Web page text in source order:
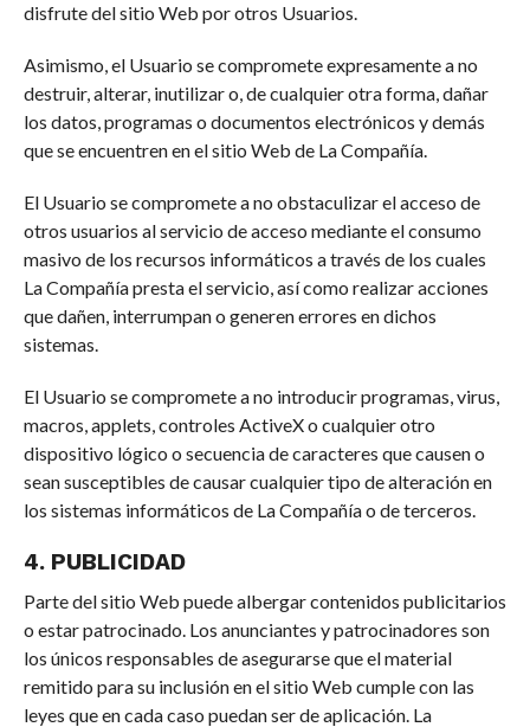
disfrute del sitio Web por otros Usuarios.
Asimismo, el Usuario se compromete expresamente a no
destruir, alterar, inutilizar o, de cualquier otra forma, dañar
los datos, programas o documentos electrónicos y demás
que se encuentren en el sitio Web de La Compañía.
El Usuario se compromete a no obstaculizar el acceso de
otros usuarios al servicio de acceso mediante el consumo
masivo de los recursos informáticos a través de los cuales
La Compañía presta el servicio, así como realizar acciones
que dañen, interrumpan o generen errores en dichos
sistemas.
El Usuario se compromete a no introducir programas, virus,
macros, applets, controles ActiveX o cualquier otro
dispositivo lógico o secuencia de caracteres que causen o
sean susceptibles de causar cualquier tipo de alteración en
los sistemas informáticos de La Compañía o de terceros.
4. PUBLICIDAD
Parte del sitio Web puede albergar contenidos publicitarios
o estar patrocinado. Los anunciantes y patrocinadores son
los únicos responsables de asegurarse que el material
remitido para su inclusión en el sitio Web cumple con las
leyes que en cada caso puedan ser de aplicación. La